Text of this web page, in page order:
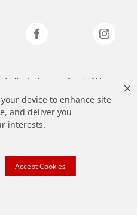
device to enhance site
and deliver you
interests.
Accept Cookies
là các thương hiệu của 3M.